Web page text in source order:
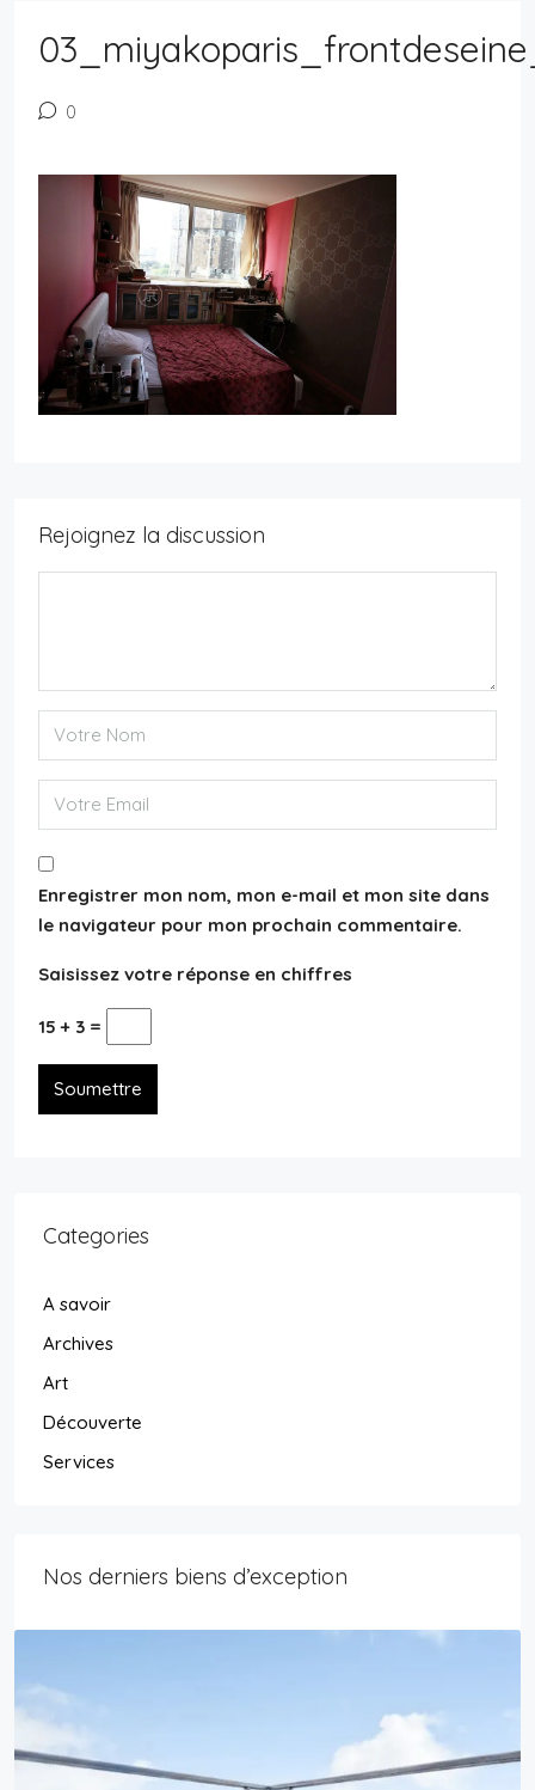
0
Rejoignez la discussion
Enregistrer mon nom, mon e-mail et mon site dans
le navigateur pour mon prochain commentaire.
Saisissez votre réponse en chiffres
15 + 3 =
Soumettre
Categories
A savoir
Archives
Art
Découverte
Services
Nos derniers biens d’exception